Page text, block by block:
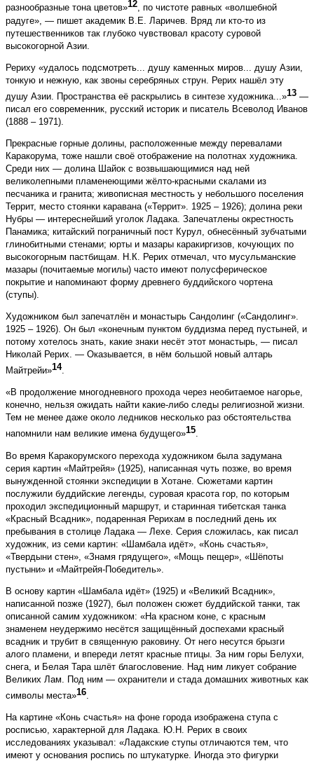
разнообразные тона цветов»12, по чистоте равных «волшебной
радуге», — пишет академик В.Е. Ларичев. Вряд ли кто-то из
путешественников так глубоко чувствовал красоту суровой
высокогорной Азии.
Рериху «удалось подсмотреть... душу каменных миров... душу Азии,
тонкую и нежную, как звоны серебряных струн. Рерих нашёл эту
душу Азии. Пространства её раскрылись в синтезе художника...»13 —
писал его современник, русский историк и писатель Всеволод Иванов
(1888 – 1971).
Прекрасные горные долины, расположенные между перевалами
Каракорума, тоже нашли своё отображение на полотнах художника.
Среди них — долина Шайок с возвышающимися над ней
великолепными пламенеющими жёлто-красными скалами из
песчаника и гранита; живописная местность у небольшого поселения
Террит, место стоянки каравана («Террит». 1925 – 1926); долина реки
Нубры — интереснейший уголок Ладака. Запечатлены окрестность
Панамика; китайский пограничный пост Курул, обнесённый зубчатыми
глинобитными стенами; юрты и мазары каракиргизов, кочующих по
высокогорным пастбищам. Н.К. Рерих отмечал, что мусульманские
мазары (почитаемые могилы) часто имеют полусферическое
покрытие и напоминают форму древнего буддийского чортена
(ступы).
Художником был запечатлён и монастырь Сандолинг («Сандолинг».
1925 – 1926). Он был «конечным пунктом буддизма перед пустыней, и
потому хотелось знать, какие знаки несёт этот монастырь, — писал
Николай Рерих. — Оказывается, в нём большой новый алтарь
Майтрейи»14.
«В продолжение многодневного прохода через необитаемое нагорье,
конечно, нельзя ожидать найти какие-либо следы религиозной жизни.
Тем не менее даже около ледников несколько раз обстоятельства
напомнили нам великие имена будущего»15.
Во время Каракорумского перехода художником была задумана
серия картин «Майтрейя» (1925), написанная чуть позже, во время
вынужденной стоянки экспедиции в Хотане. Сюжетами картин
послужили буддийские легенды, суровая красота гор, по которым
проходил экспедиционный маршрут, и старинная тибетская танка
«Красный Всадник», подаренная Рерихам в последний день их
пребывания в столице Ладака — Лехе. Серия сложилась, как писал
художник, из семи картин: «Шамбала идёт», «Конь счастья»,
«Твердыни стен», «Знамя грядущего», «Мощь пещер», «Шёпоты
пустыни» и «Майтрейя-Победитель».
В основу картин «Шамбала идёт» (1925) и «Великий Всадник»,
написанной позже (1927), был положен сюжет буддийской танки, так
описанной самим художником: «На красном коне, с красным
знаменем неудержимо несётся защищённый доспехами красный
всадник и трубит в священную раковину. От него несутся брызги
алого пламени, и впереди летят красные птицы. За ним горы Белухи,
снега, и Белая Тара шлёт благословение. Над ним ликует собрание
Великих Лам. Под ним — охранители и стада домашних животных как
символы места»16
На картине «Конь счастья» на фоне города изображена ступа с
росписью, характерной для Ладака. Ю.Н. Рерих в своих
исследованиях указывал: «Ладакские ступы отличаются тем, что
имеют у основания роспись по штукатурке. Иногда это фигурки